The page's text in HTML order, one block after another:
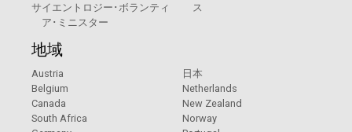
サイエントロジー･ボランティ
ア･ミニスター
ス
地域
Austria
Belgium
Canada
South Africa
日本
Netherlands
New Zealand
Norway